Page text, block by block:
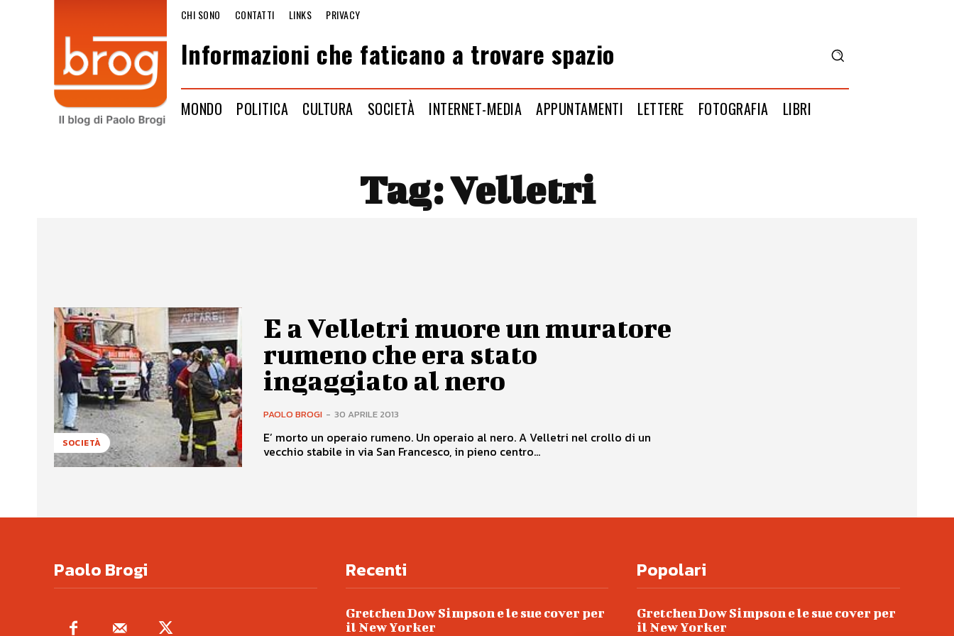
CHI SONO CONTATTI LINKS PRIVACY
Informazioni che faticano a trovare spazio
MONDO POLITICA CULTURA SOCIETÀ INTERNET-MEDIA APPUNTAMENTI LETTERE FOTOGRAFIA LIBRI
Tag:Velletri
SOCIETÀ
E a Velletri muore un muratore
rumeno che era stato
ingaggiato al nero
PAOLO BROGI - 30 APRILE 2013
E’ morto un operaio rumeno. Un operaio al nero. A Velletri nel crollo di un
vecchio stabile in via San Francesco, in pieno centro...
Paolo Brogi Recenti
Gretchen Dow Simpson e le sue cover per
il New Yorker
Popolari
Gretchen Dow Simpson e le sue cover per
il New Yorker